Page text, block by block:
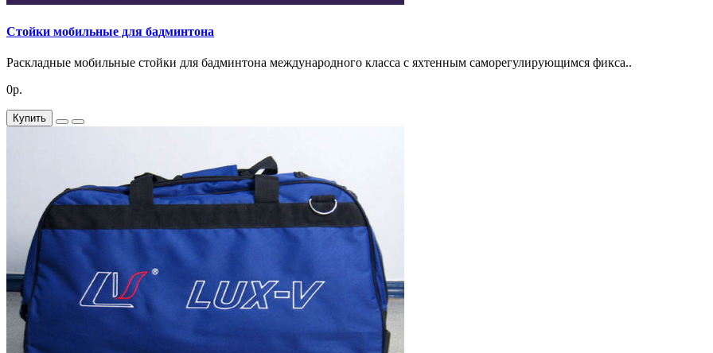
Стойки мобильные для бадминтона
Раскладные мобильные стойки для бадминтона международного класса с яхтенным саморегулирующимся фикса..
0р.
Купить